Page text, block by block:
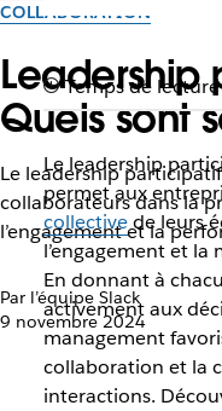
COLLABORATION
Leadership
Quels sont
Le leadership
collaborateurs dans la
l’engagement et la
Par l’équipe Slack
9 novembre 2024
Temps de
Le leadership
permet aux
collectivede leurs
l’engagement et
En donnant à
activement aux
management
collaboration et la
interactions.